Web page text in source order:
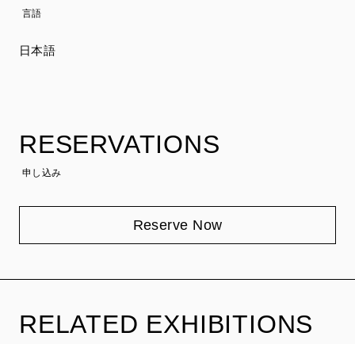
言語
日本語
RESERVATIONS
申し込み
Reserve Now
RELATED EXHIBITIONS